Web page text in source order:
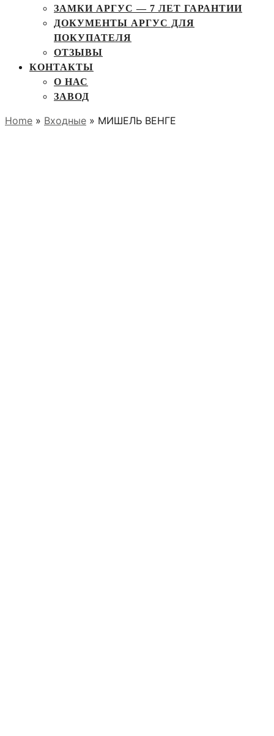
ЗАМКИ АРГУС — 7 ЛЕТ ГАРАНТИИ
ДОКУМЕНТЫ АРГУС ДЛЯ
ПОКУПАТЕЛЯ
ОТЗЫВЫ
КОНТАКТЫ
О НАС
ЗАВОД
Home » Входные » МИШЕЛЬ ВЕНГЕ